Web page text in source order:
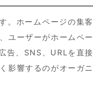
。ホームページの集客
ユーザーがホームペー
告、SNS、URLを直接
影響するのがオーガニ